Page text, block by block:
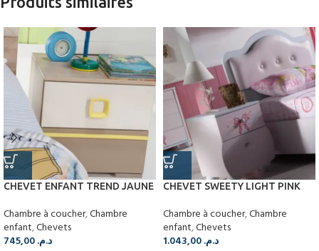
CHEVET ENFANT TREND JAUNE
Chambre à coucher,Chambre
enfant,Chevets
د.م.
CHEVET SWEETY LIGHT PINK
Chambre à coucher,Chambre
enfant,Chevets
د.م.